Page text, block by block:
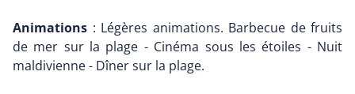
Animations : Légères animations. Barbecue de fruits
de mer sur la plage - Cinéma sous les étoiles - Nuit
maldivienne - Dîner sur la plage.